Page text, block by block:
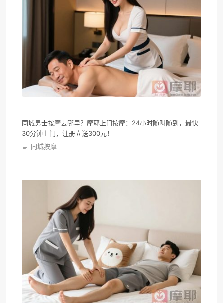
同城男士按摩去哪里？摩耶上门按摩：24小时随叫随到，最快
30分钟上门，注册立送300元！
同城按摩